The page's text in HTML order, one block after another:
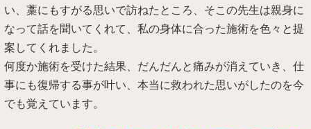
い、藁にもすがる思いで訪ねたところ、そこの先生は親身に
なって話を聞いてくれて、私の身体に合った施術を色々と提
案してくれました。
何度か施術を受けた結果、だんだんと痛みが消えていき、仕
事にも復帰する事が叶い、本当に救われた思いがしたのを今
でも覚えています。